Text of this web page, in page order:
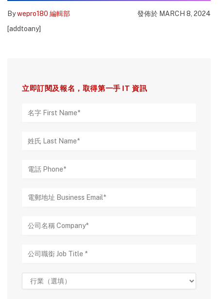
Bywepro180 編輯部
發佈於 MARCH 8, 2024
[addtoany]
立即訂閱及報名，取得第一手 IT 資訊